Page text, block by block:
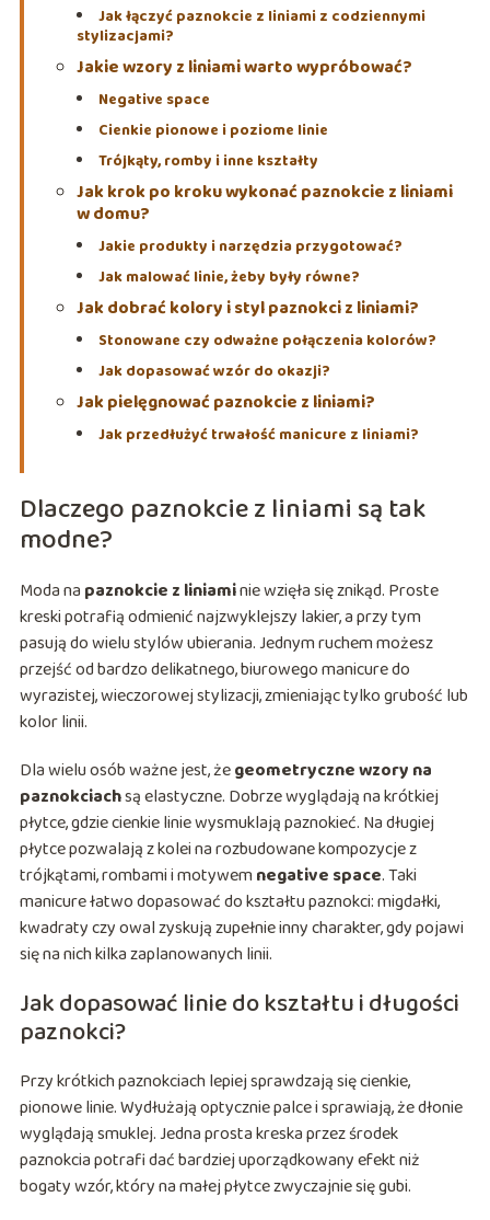
Jak łączyć paznokcie z liniami z codziennymi
stylizacjami?
Jakie wzory z liniami warto wypróbować?
Negative space
Cienkie pionowe i poziome linie
Trójkąty, romby i inne kształty
Jak krok po kroku wykonać paznokcie z liniami
w domu?
Jakie produkty i narzędzia przygotować?
Jak malować linie, żeby były równe?
Jak dobrać kolory i styl paznokci z liniami?
Stonowane czy odważne połączenia kolorów?
Jak dopasować wzór do okazji?
Jak pielęgnować paznokcie z liniami?
Jak przedłużyć trwałość manicure z liniami?
Dlaczego paznokcie z liniami są tak
modne?
Moda na paznokcie z liniaminie wzięła się znikąd. Proste
kreski potrafią odmienić najzwyklejszy lakier, a przy tym
pasują do wielu stylów ubierania. Jednym ruchem możesz
przejść od bardzo delikatnego, biurowego manicure do
wyrazistej, wieczorowej stylizacji, zmieniając tylko grubość lub
kolor linii.
Dla wielu osób ważne jest, żegeometryczne wzory na
paznokciachsą elastyczne. Dobrze wyglądają na krótkiej
płytce, gdzie cienkie linie wysmuklają paznokieć. Na długiej
płytce pozwalają z kolei na rozbudowane kompozycje z
trójkątami, rombami i motywemnegative space. Taki
manicure łatwo dopasować do kształtu paznokci: migdałki,
kwadraty czy owal zyskują zupełnie inny charakter, gdy pojawi
się na nich kilka zaplanowanych linii.
Jak dopasować linie do kształtu i długości
paznokci?
Przy krótkich paznokciach lepiej sprawdzają się cienkie,
pionowe linie. Wydłużają optycznie palce i sprawiają, że dłonie
wyglądają smuklej. Jedna prosta kreska przez środek
paznokcia potrafi dać bardziej uporządkowany efekt niż
bogaty wzór, który na małej płytce zwyczajnie się gubi.